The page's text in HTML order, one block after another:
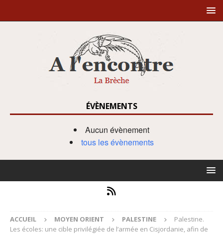
ÉVÈNEMENTS
Aucun évènement
tous les évènements
ACCUEIL MOYEN ORIENT PALESTINE
Palestine.
Les écoles: une cible privilégiée de l’armée en Cisjordanie, afin de